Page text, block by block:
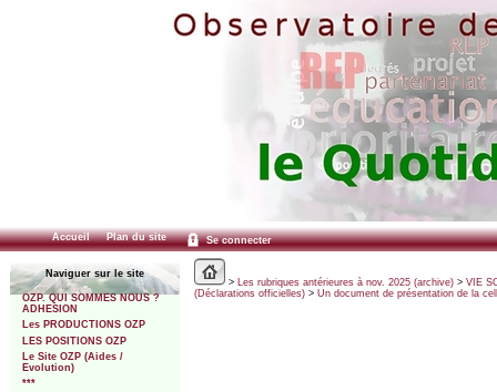
Accueil Plan du site Se connecter
Naviguer sur le site
OZP. QUI SOMMES NOUS ?
ADHESION
Les PRODUCTIONS OZP
LES POSITIONS OZP
Le Site OZP (Aides /
Evolution)
***
> Les rubriques antérieures à nov. 2025 (archive)> VIE
(Déclarations officielles)> Un document de présentation de la